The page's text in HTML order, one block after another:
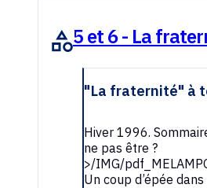
5 et 6 - La
"La fraternité" à
Hiver 1996.
ne pas être ?
>/IMG/
Un coup d’épée